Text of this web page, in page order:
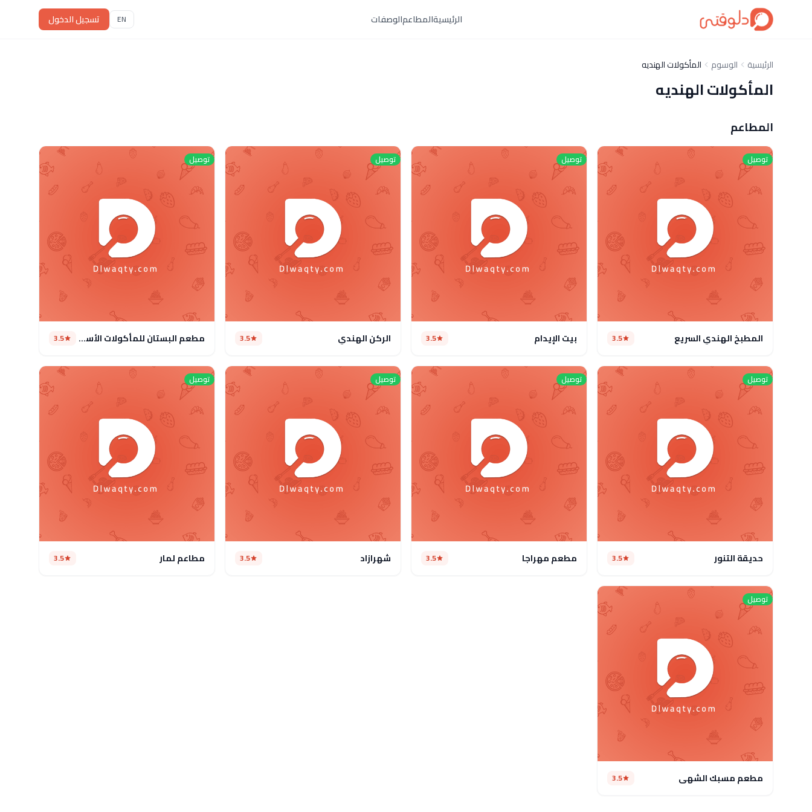
الرئيسيةالمطاعمالوصفات EN تسجيل الدخول
الرئيسية الوسوم المأكولات الهنديه
المأكولات الهنديه
المطاعم
توصيل
المطبخ الهندي السريع 3.5
توصيل
بيت الإيدام 3.5
توصيل
الركن الهندي 3.5
توصيل
مطعم البستان للمأكولات الأسيوية 3.5
توصيل
حديقة التنور 3.5
توصيل
مطعم مهراجا 3.5
توصيل
شهرازاد 3.5
توصيل
مطاعم لمار 3.5
توصيل
مطعم مسبك الشهي 3.5